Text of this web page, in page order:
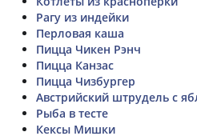
Рагу из индейки
Перловая каша
Пицца Чикен Рэнч
Пицца Канзас
Пицца Чизбургер
Австрийский штрудель с
Рыба в тесте
Кексы Мишки